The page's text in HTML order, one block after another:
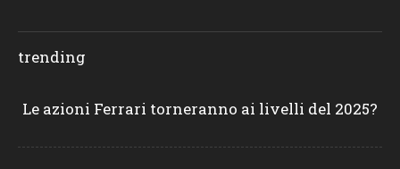
trending
Le azioni Ferrari torneranno ai livelli del 2025?